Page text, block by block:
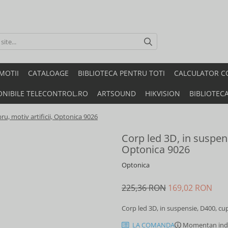
CATALOAGE BIBLIOTECA PENTRU TOTI CALCULATOR
TELECONTROL.RO ARTSOUND HIKVISION
motiv artificii, Optonica 9026
Corp led 3D, in
Optonica 9026
Optonica
225,36 RON 169,02 RON
Corp led 3D, in suspensie, D400,
LA COMANDA
Momentan